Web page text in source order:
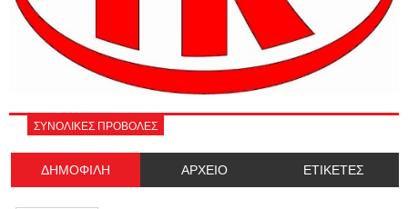
ΣΥΝΟΛΙΚΕΣ ΠΡΟΒΟΛΕΣ
ΔΗΜΟΦΙΛΗ ΑΡΧΕΙΟ ΕΤΙΚΕΤΕΣ